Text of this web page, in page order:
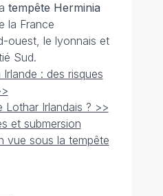
tempête Herminia
la France
ouest, le lyonnais et
Sud.
: des risques
Lothar Irlandais ? >>
et submersion
vue sous la tempête